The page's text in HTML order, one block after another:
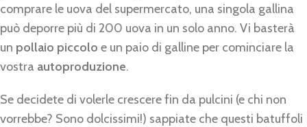
comprare le uova del supermercato, una singola gallina
può deporre più di 200 uova in un solo anno. Vi basterà
un pollaio piccolo e un paio di galline per cominciare la
vostra autoproduzione.
Se decidete di volerle crescere fin da pulcini (e chi non
vorrebbe? Sono dolcissimi!) sappiate che questi batuffoli